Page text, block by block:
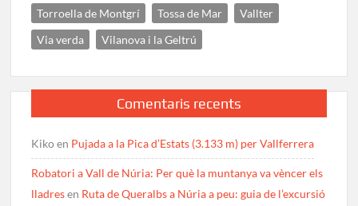
Torroella de Montgrí
Tossa de Mar
Vallter
Via verda
Vilanova i la Geltrú
Comentaris recents
Kikoen Pujada a la Pica d’Estats (3.133 m) per Vallferrera
Robatori a Vall de Núria: Per què la muntanya va vèncer els
lladresen Ruta de Queralbs a Núria a peu: guia de l’excursió